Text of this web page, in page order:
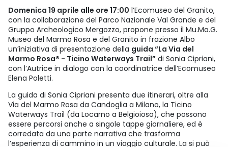
Domenica 19 aprile alle ore 17:00 l’Ecomuseo del Granito,
con la collaborazione del Parco Nazionale Val Grande e del
Gruppo Archeologico Mergozzo, propone presso il Mu.Ma.G.
Museo del Marmo Rosa e del Granito in frazione Albo
un’iniziativa di presentazione della guida “La Via del
Marmo Rosa® - Ticino Waterways Trail” di Sonia Cipriani,
con l’Autrice in dialogo con la coordinatrice dell’Ecomuseo
Elena Poletti.
La guida di Sonia Cipriani presenta due itinerari, oltre alla
Via del Marmo Rosa da Candoglia a Milano, la Ticino
Waterways Trail (da Locarno a Belgioioso), che possono
essere percorsi anche a singole tappe giornaliere, ed è
corredata da una parte narrativa che trasforma
l’esperienza di cammino in un viaggio culturale. La si può